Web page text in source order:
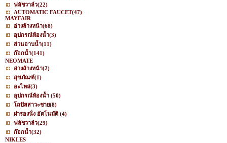
ฟลัชวาล์ว(22)
AUTOMATIC FAUCET(47)
MAYFAIR
อ่างล้างหน้า(68)
อุปกรณ์ห้องน้ำ(3)
ส่วนอาบน้ำ(11)
ก๊อกน้ำ(141)
NEOMATE
อ่างล้างหน้า(2)
สุขภัณฑ์(1)
อะไหล่(3)
อุปกรณ์ห้องน้ำ (50)
โถปัสสาวะชาย(8)
ฝารองนั่ง อัตโนมัติ (4)
ฟลัชวาล์ว(29)
ก๊อกน้ำ(32)
NIKLES